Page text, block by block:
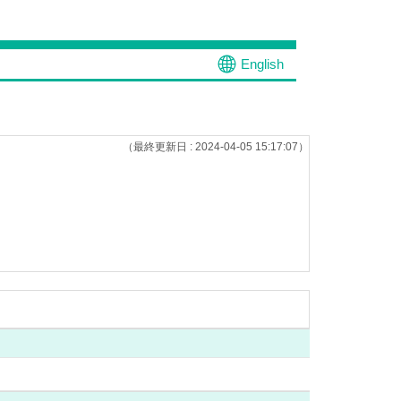
English
（最終更新日 : 2024-04-05 15:17:07）